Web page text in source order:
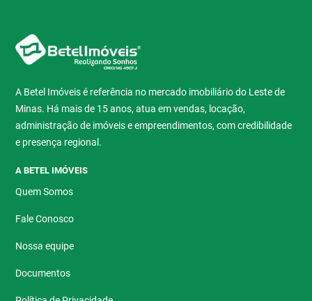
A Betel Imóveis é referência no mercado imobiliário do Leste de
Minas. Há mais de 15 anos, atua em vendas, locação,
administração de imóveis e empreendimentos, com credibilidade
e presença regional.
A BETEL IMÓVEIS
Quem Somos
Fale Conosco
Nossa equipe
Documentos